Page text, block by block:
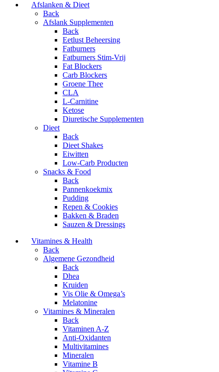
Afslanken & Dieet
Back
Afslank Supplementen
Back
Eetlust Beheersing
Fatburners
Fatburners Stim-Vrij
Fat Blockers
Carb Blockers
Groene Thee
CLA
L-Carnitine
Ketose
Diuretische Supplementen
Dieet
Back
Dieet Shakes
Eiwitten
Low-Carb Producten
Snacks & Food
Back
Pannenkoekmix
Pudding
Repen & Cookies
Bakken & Braden
Sauzen & Dressings
Vitamines & Health
Back
Algemene Gezondheid
Back
Dhea
Kruiden
Vis Olie & Omega’s
Melatonine
Vitamines & Mineralen
Back
Vitaminen A-Z
Anti-Oxidanten
Multivitamines
Mineralen
Vitamine B